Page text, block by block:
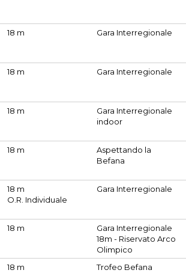
18 m Gara Interregionale
18 m Gara Interregionale
18 m
Gara Interregionale
indoor
18 m
Aspettando la
Befana
18 m
O.R. Individuale
Gara Interregionale
18 m
Gara Interregionale
18m - Riservato Arco
Olimpico
18 m Trofeo Befana